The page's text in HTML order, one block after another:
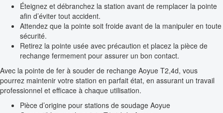
Éteignez et débranchez la station avant de remplacer la pointe
afin d’éviter tout accident.
Attendez que la pointe soit froide avant de la manipuler en toute
sécurité.
Retirez la pointe usée avec précaution et placez la pièce de
rechange fermement pour assurer un bon contact.
Avec la pointe de fer à souder de rechange Aoyue T2,4d, vous
pourrez maintenir votre station en parfait état, en assurant un travail
professionnel et efficace à chaque utilisation.
Pièce d’origine pour stations de soudage Aoyue